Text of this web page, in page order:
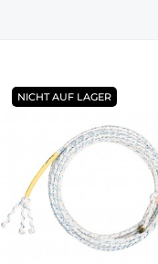
NICHT AUF LAGER